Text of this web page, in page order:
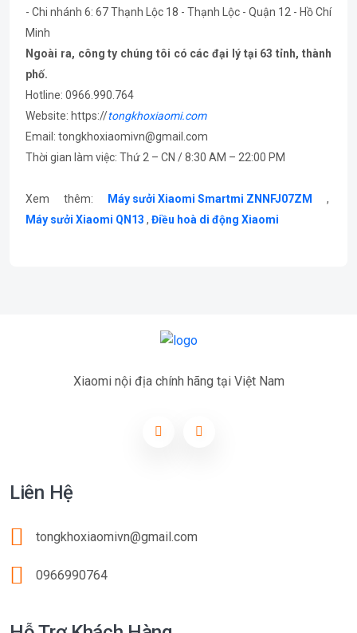
- Chi nhánh 6: 67 Thạnh Lộc 18 - Thạnh Lộc - Quận 12 - Hồ Chí
Minh
Ngoài ra, công ty chúng tôi có các đại lý tại 63 tỉnh, thành
phố.
Hotline: 0966.990.764
Website: https://tongkhoxiaomi.com
Email: tongkhoxiaomivn@gmail.com
Thời gian làm việc: Thứ 2 – CN / 8:30 AM – 22:00 PM
Xem thêm: Máy sưởi Xiaomi Smartmi ZNNFJ07ZM ,
Máy sưởi Xiaomi QN13 , Điều hoà di động Xiaomi
Xiaomi nội địa chính hãng tại Việt Nam
Liên Hệ
tongkhoxiaomivn@gmail.com
0966990764